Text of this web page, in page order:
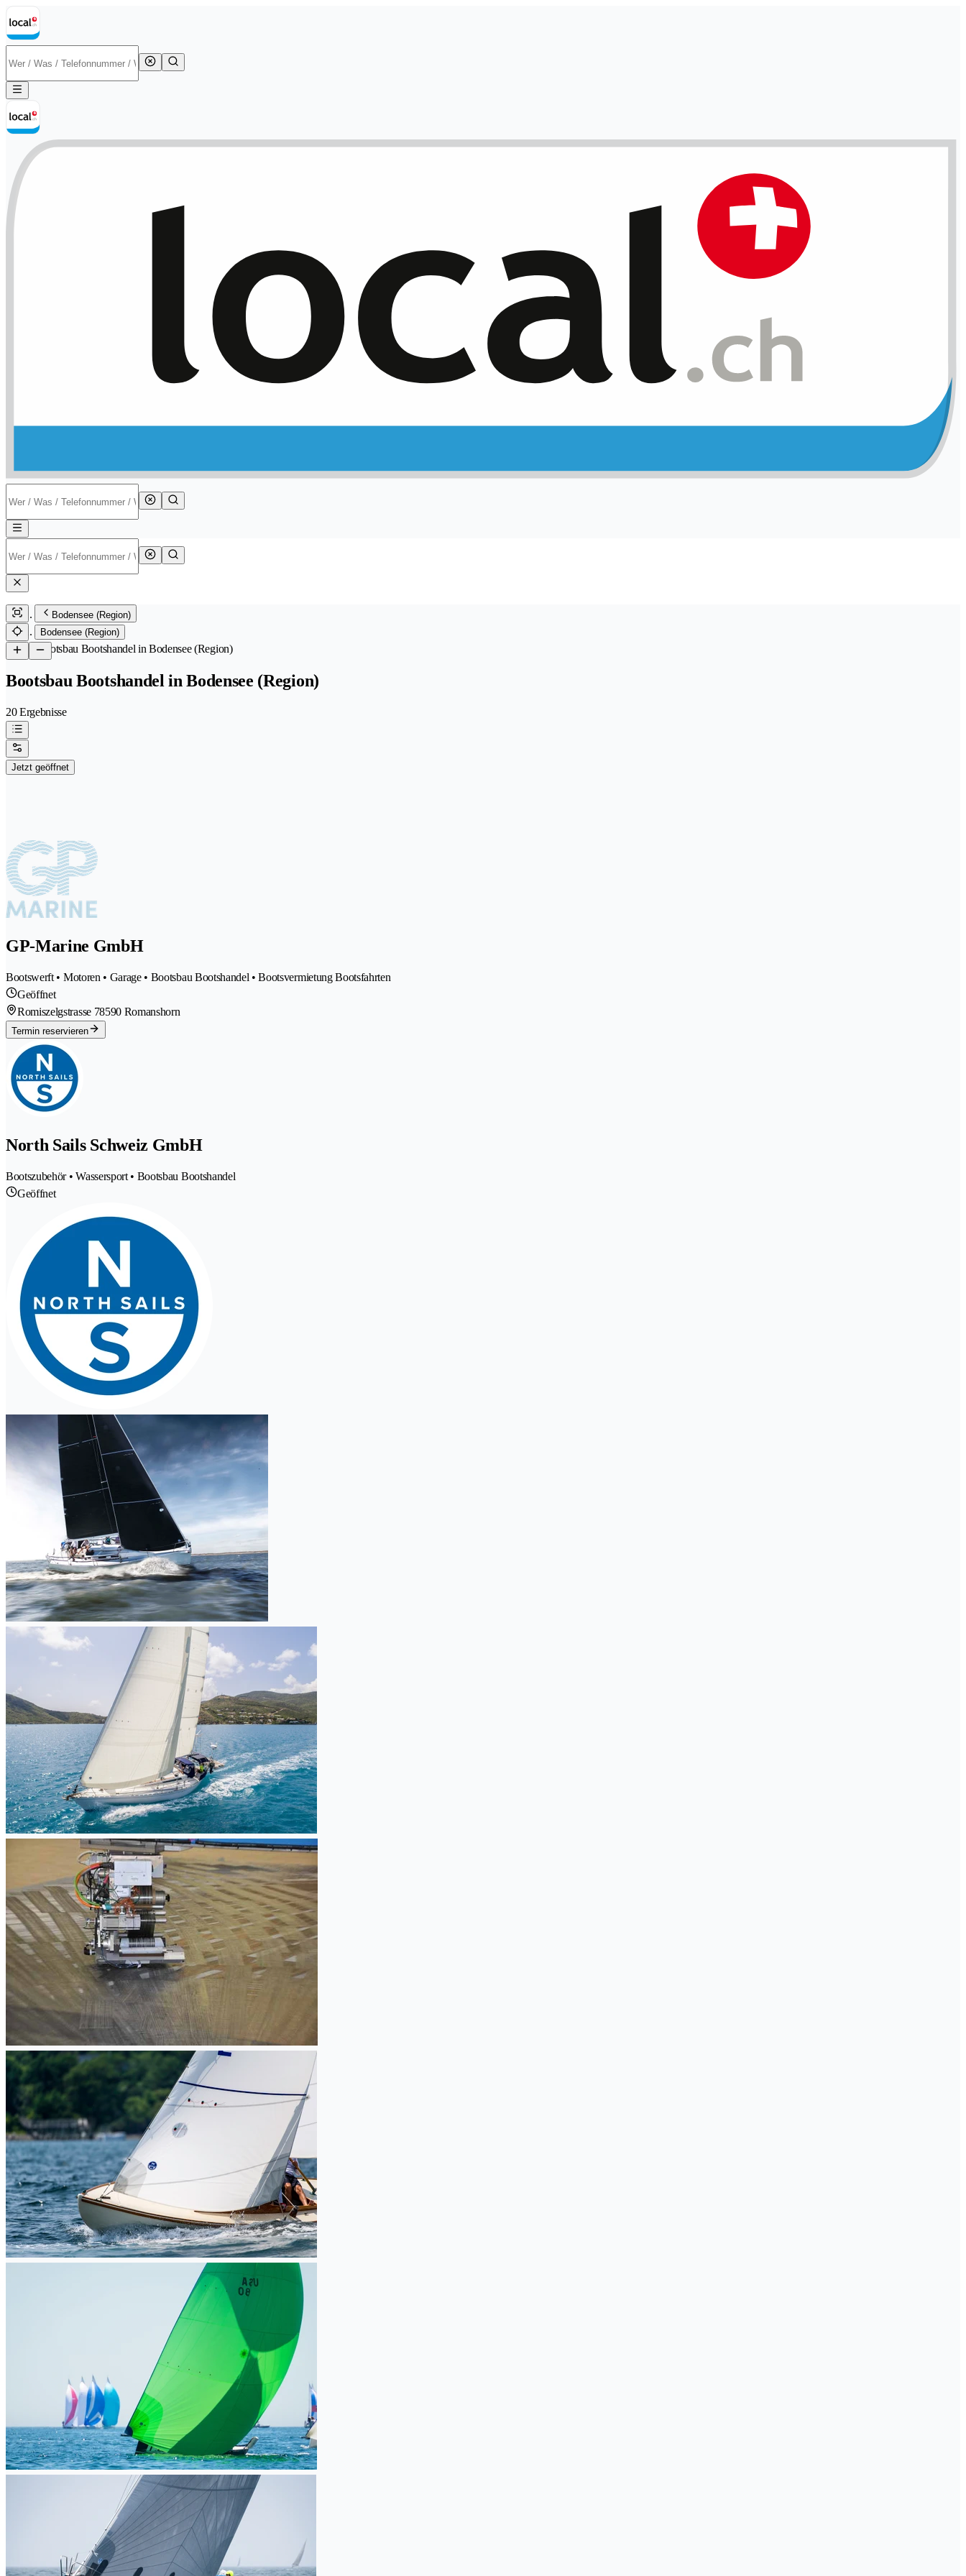
Bodensee (Region)
Bodensee (Region)
/Bootsbau Bootshandel in Bodensee (Region)
Bootsbau Bootshandel in Bodensee (Region)
20 Ergebnisse
Jetzt geöffnet
GP-Marine GmbH
Bootswerft • Motoren • Garage • Bootsbau Bootshandel • Bootsvermietung Bootsfahrten
Geöffnet
Romiszelgstrasse 78590 Romanshorn
Termin reservieren
North Sails Schweiz GmbH
Bootszubehör • Wassersport • Bootsbau Bootshandel
Geöffnet